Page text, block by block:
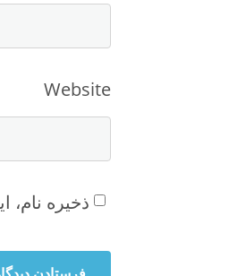
Website
ذخیره